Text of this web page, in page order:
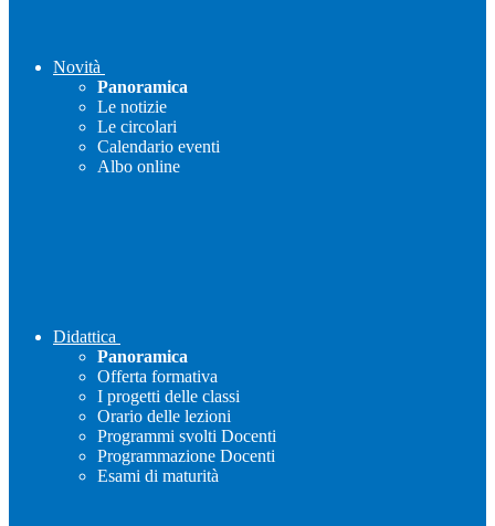
Novità
Panoramica
Le notizie
Le circolari
Calendario eventi
Albo online
Didattica
Panoramica
Offerta formativa
I progetti delle classi
Orario delle lezioni
Programmi svolti Docenti
Programmazione Docenti
Esami di maturità